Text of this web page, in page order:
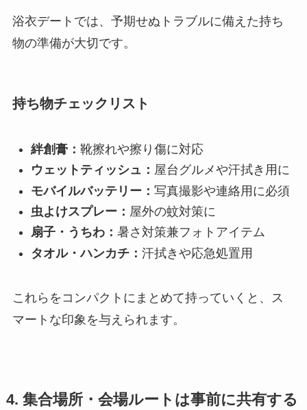
浴衣デートでは、予期せぬトラブルに備えた持ち
物の準備が大切です。
持ち物チェックリスト
絆創膏： 靴擦れや擦り傷に対応
ウェットティッシュ： 屋台グルメや汗拭き用に
モバイルバッテリー： 写真撮影や連絡用に必須
虫よけスプレー： 屋外の蚊対策に
扇子・うちわ： 暑さ対策兼フォトアイテム
タオル・ハンカチ： 汗拭きや応急処置用
これらをコンパクトにまとめて持っていくと、ス
マートな印象を与えられます。
4. 集合場所・会場ルートは事前に共有する